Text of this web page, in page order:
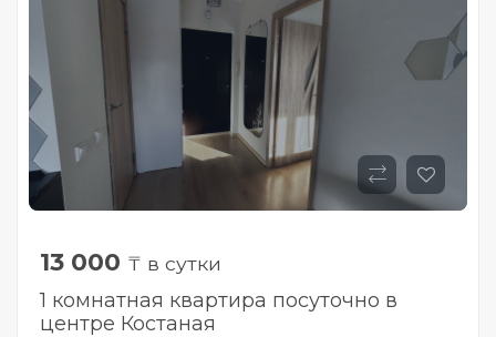
13 000 ₸ в сутки
1 комнатная квартира посуточно в
центре Костаная